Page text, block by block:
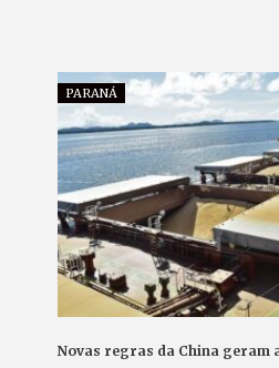
PARANÁ
Novas regras da China geram